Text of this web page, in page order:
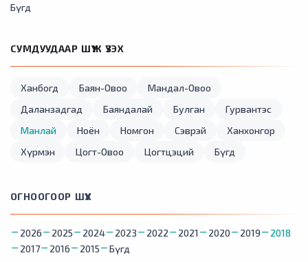
Бүгд
СУМДУУДААР ШҮҮЖ ҮЗЭХ
Ханбогд Баян-Овоо
Мандал-Овоо
Даланзадгад
Баяндалай Булган
Гурвантэс
Манлай
Ноён Номгон Сэврэй
Ханхонгор
Хүрмэн
Цогт-Овоо Цогтцэций Бүгд
ОГНООГООР ШҮҮХ
2026 2025 2024 2023 2022 2021 2020 2019
2018
2017
2016 2015 Бүгд